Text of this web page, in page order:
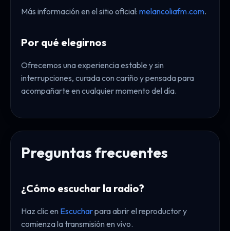
Más información en el sitio oficial: melancoliafm.com.
Por qué elegirnos
Ofrecemos una experiencia estable y sin
interrupciones, curada con cariño y pensada para
acompañarte en cualquier momento del día.
Preguntas frecuentes
¿Cómo escuchar la radio?
Haz clic en Escucharpara abrir el reproductor y
comienza la transmisión en vivo.